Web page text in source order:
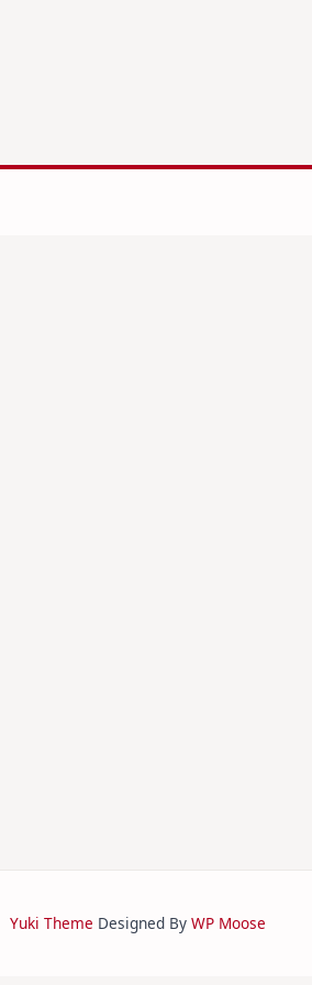
Yuki Theme Designed By WP Moose